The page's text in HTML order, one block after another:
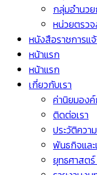
กลุ่มอำนว
หน่วยตรว
หนังสือราชการแ
หน้าแรก
หน้าแรก
เกี่ยวกับเรา
ค่านิยมอง
ติดต่อเรา
ประวัติควา
พันธกิจและ
ยุทธศาสต